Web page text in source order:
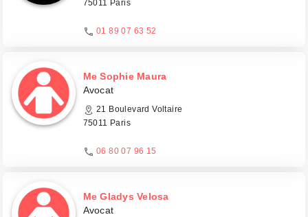
75011 Paris
01 89 07 63 52
Me Sophie Maura
Avocat
21 Boulevard Voltaire
75011 Paris
06 80 07 96 15
Me Gladys Velosa
Avocat